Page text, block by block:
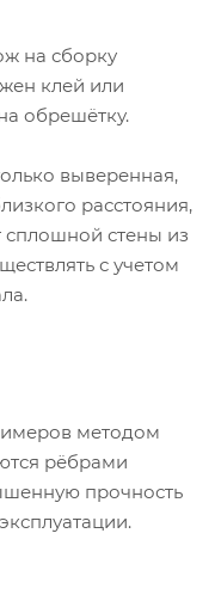
на сборку
клей или
обрешётку.
выверенная,
расстояния,
сплошной стены из
с учетом
методом
рёбрами
прочность